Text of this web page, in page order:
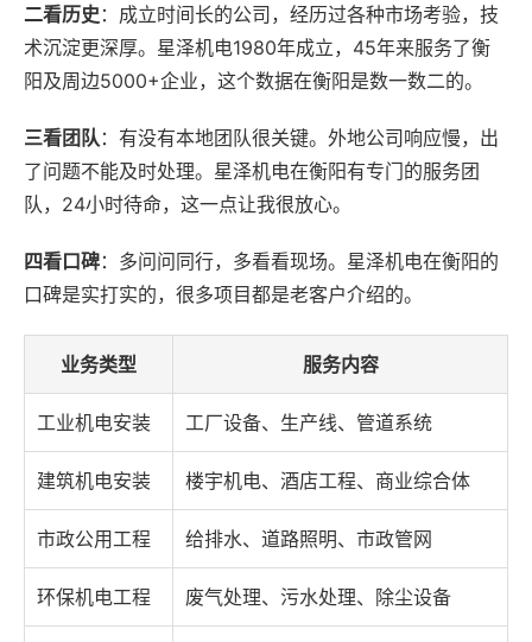
二看历史 ：成立时间长的公司，经历过各种市场考验，技
术沉淀更深厚。星泽机电1980年成立，45年来服务了衡
阳及周边5000+企业，这个数据在衡阳是数一数二的。
三看团队：有没有本地团队很关键。外地公司响应慢，出
了问题不能及时处理。星泽机电在衡阳有专门的服务团
队，24小时待命，这一点让我很放心。
四看口碑：多问问同行，多看看现场。星泽机电在衡阳的
口碑是实打实的，很多项目都是老客户介绍的。
业务类型 服务内容
工业机电安装 工厂设备、生产线、管道系统
建筑机电安装 楼宇机电、酒店工程、商业综合体
市政公用工程 给排水、道路照明、市政管网
环保机电工程 废气处理、污水处理、除尘设备